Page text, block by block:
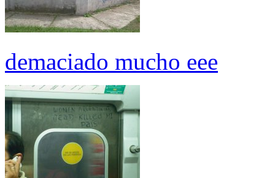
demaciado mucho eee